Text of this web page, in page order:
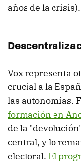
años de la crisis).
Vox representa
crucial a la
las autonomías.
formación en
de la
central, y lo
electoral. El